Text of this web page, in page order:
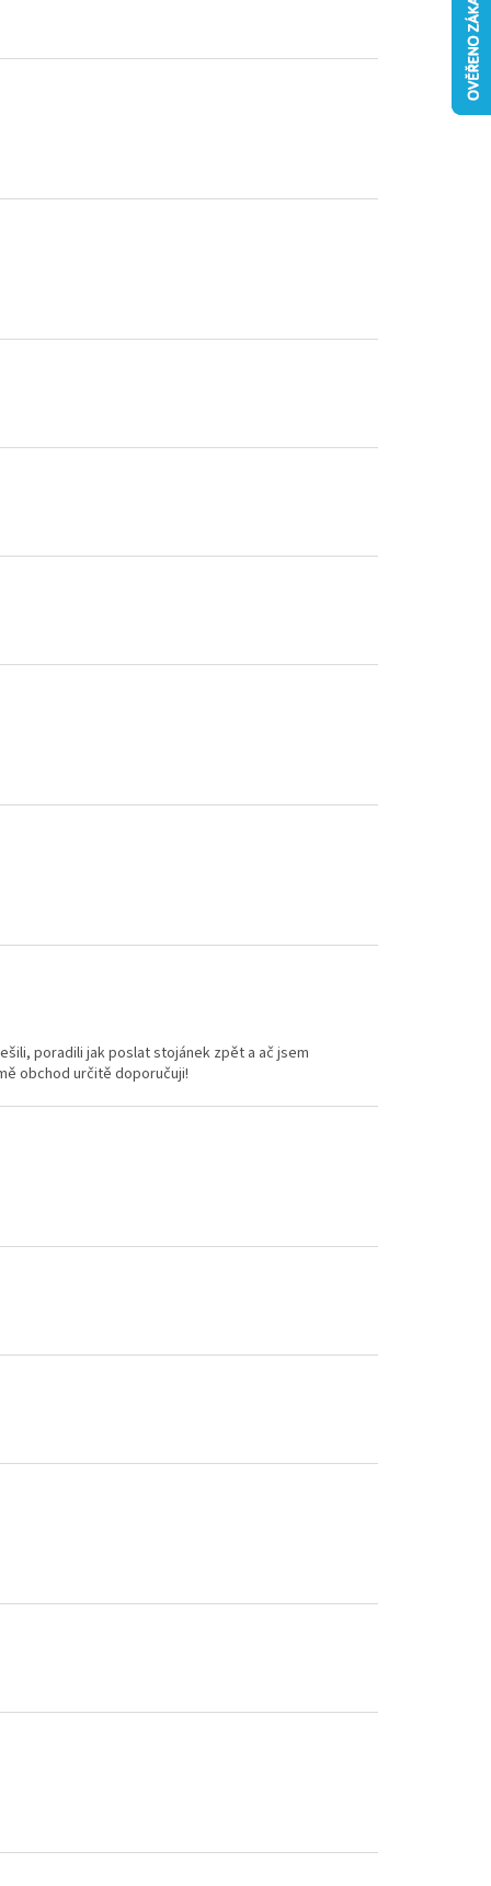
poradili jak poslat stojánek zpět a ač jsem
obchod určitě doporučuji!